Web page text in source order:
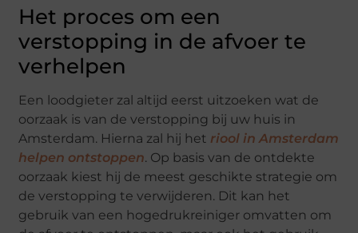
Het proces om een
verstopping in de afvoer te
verhelpen
Een loodgieter zal altijd eerst uitzoeken wat de
oorzaak is van de verstopping bij uw huis in
Amsterdam. Hierna zal hij het riool in Amsterdam
helpen ontstoppen. Op basis van de ontdekte
oorzaak kiest hij de meest geschikte strategie om
de verstopping te verwijderen. Dit kan het
gebruik van een hogedrukreiniger omvatten om